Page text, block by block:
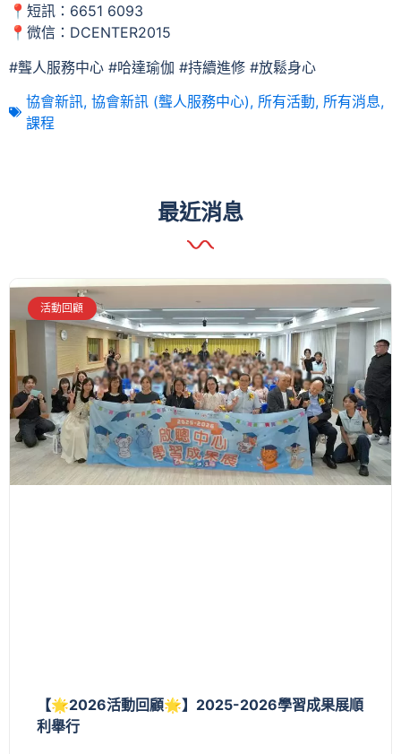
📍短訊：6651 6093
📍微信：DCENTER2015
#聾人服務中心 #哈達瑜伽 #持續進修 #放鬆身心
協會新訊, 協會新訊 (聾人服務中心), 所有活動, 所有消息,
課程
最近消息
活動回顧
【🌟2026活動回顧🌟】2025-2026學習成果展順
利舉行